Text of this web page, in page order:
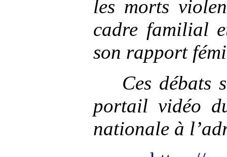
les morts
cadre familial
son rapport
Ces débats
portail vidéo
nationale à